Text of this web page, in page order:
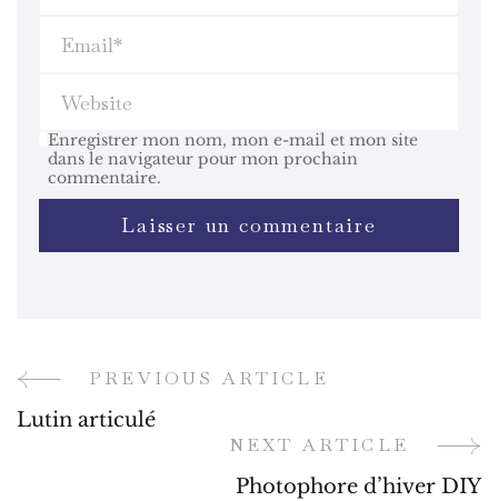
Enregistrer mon nom, mon e-mail et mon site
dans le navigateur pour mon prochain
commentaire.
Post
Navigation
PREVIOUS ARTICLE
Lutin articulé
NEXT ARTICLE
Photophore d’hiver DIY